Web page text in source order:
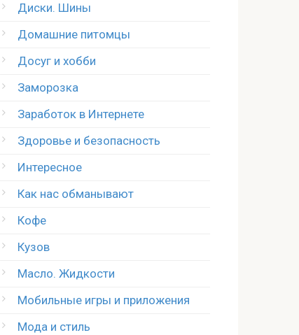
Диски. Шины
Домашние питомцы
Досуг и хобби
Заморозка
Заработок в Интернете
Здоровье и безопасность
Интересное
Как нас обманывают
Кофе
Кузов
Масло. Жидкости
Мобильные игры и приложения
Мода и стиль